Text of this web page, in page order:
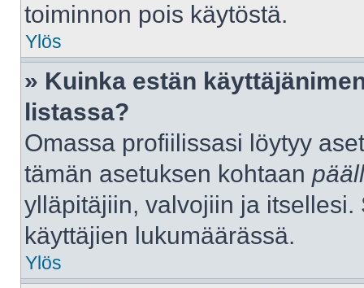
toiminnon pois käytöstä.
Ylös
» Kuinka estän
listassa?
Omassa profiilissasi löytyy
tämän asetuksen kohtaan
ylläpitäjiin, valvojiin ja
käyttäjien lukumäärässä.
Ylös